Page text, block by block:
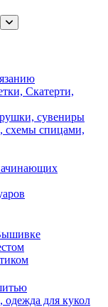
Скатерти,
сувениры
схемы спицами,
для кукол